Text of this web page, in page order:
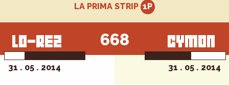
LA PRIMA STRIP
668
31 . 05 . 2014 31 . 05 . 2014